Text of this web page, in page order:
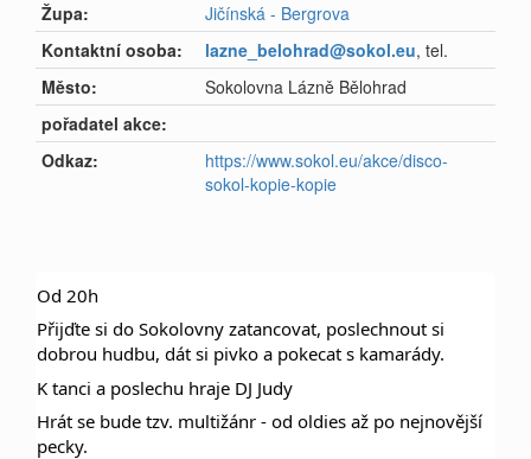
Župa:
Jičínská - Bergrova
Kontaktní osoba:
lazne_belohrad@sokol.eu, tel.
Město:
Sokolovna Lázně Bělohrad
pořadatel akce:
Odkaz:
https://www.sokol.eu/akce/disco-
sokol-kopie-kopie
Od 20h
Přijďte si do Sokolovny zatancovat, poslechnout si
dobrou hudbu, dát si pivko a pokecat s kamarády.
K tanci a poslechu hraje DJ Judy
Hrát se bude tzv. multižánr - od oldies až po nejnovější
pecky.